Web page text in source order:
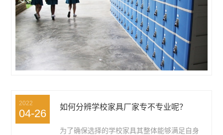
2022
04-26
如何分辨学校家具厂家专不专业呢？
为了确保选择的学校家具其整体能够满足自身